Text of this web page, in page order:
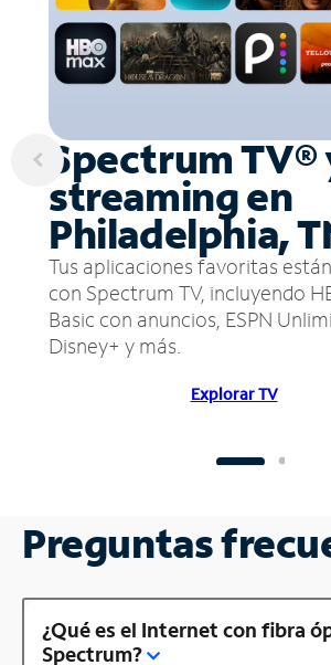
Spectrum TV®
streaming en
Philadelphia,
Tus aplicaciones favoritas
con Spectrum TV, incluyendo
Basic con anuncios, ESPN
Disney+ y más.
Explorar TV
Preguntas
¿Qué es el Internet con fibra
Spectrum?